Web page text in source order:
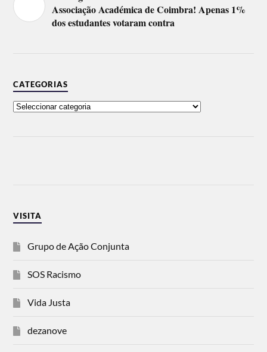
Associação Académica de Coimbra! Apenas 1%
dos estudantes votaram contra
CATEGORIAS
VISITA
Grupo de Ação Conjunta
SOS Racismo
Vida Justa
dezanove